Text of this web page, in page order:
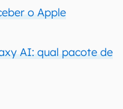
o Apple
AI: qual pacote de